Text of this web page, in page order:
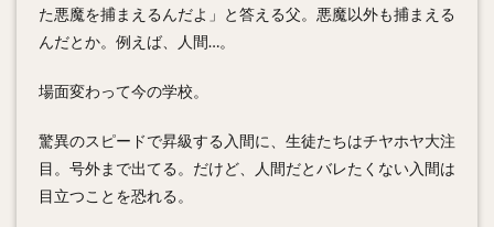
た悪魔を捕まえるんだよ」と答える父。悪魔以外も捕まえる
んだとか。例えば、人間…。
場面変わって今の学校。
驚異のスピードで昇級する入間に、生徒たちはチヤホヤ大注
目。号外まで出てる。だけど、人間だとバレたくない入間は
目立つことを恐れる。